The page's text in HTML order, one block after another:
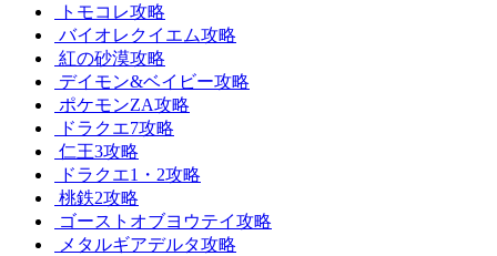
トモコレ攻略
バイオレクイエム攻略
紅の砂漠攻略
デイモン&ベイビー攻略
ポケモンZA攻略
ドラクエ7攻略
仁王3攻略
ドラクエ1・2攻略
桃鉄2攻略
ゴーストオブヨウテイ攻略
メタルギアデルタ攻略